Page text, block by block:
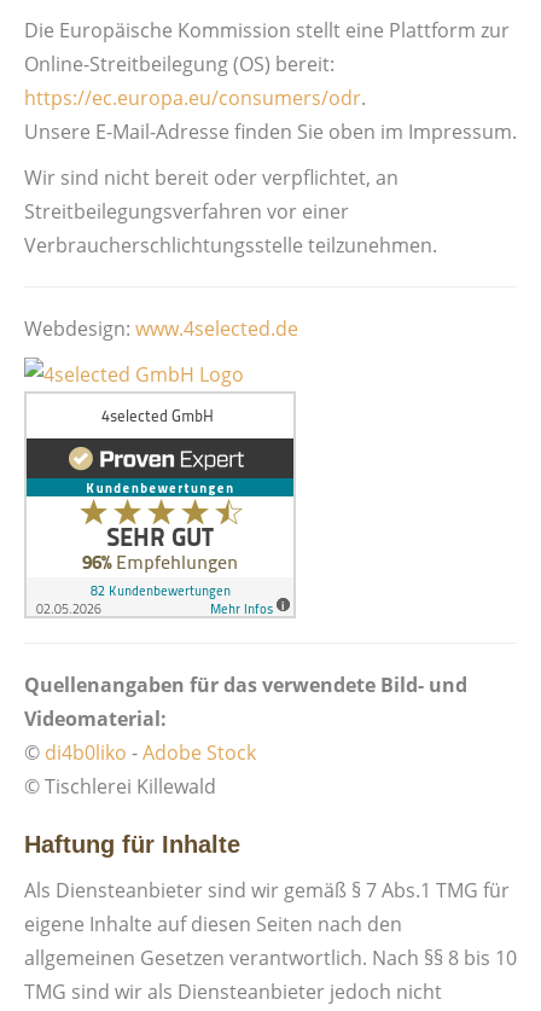
Die Europäische Kommission stellt eine Plattform zur
Online-Streitbeilegung (OS) bereit:
https://ec.europa.eu/consumers/odr.
Unsere E-Mail-Adresse finden Sie oben im Impressum.
Wir sind nicht bereit oder verpflichtet, an
Streitbeilegungsverfahren vor einer
Verbraucherschlichtungsstelle teilzunehmen.
Webdesign: www.4selected.de
Quellenangaben für das verwendete Bild- und
Videomaterial:
© di4b0liko -Adobe Stock
© Tischlerei Killewald
Haftung für Inhalte
Als Diensteanbieter sind wir gemäß § 7 Abs.1 TMG für
eigene Inhalte auf diesen Seiten nach den
allgemeinen Gesetzen verantwortlich. Nach §§ 8 bis 10
TMG sind wir als Diensteanbieter jedoch nicht